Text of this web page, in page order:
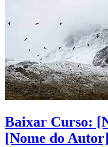
Baixar Curso:
[Nome do